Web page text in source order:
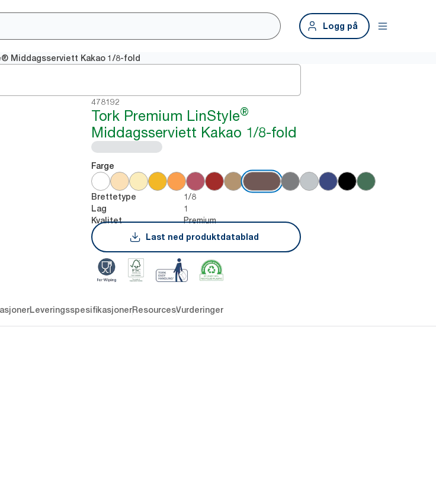
Logg på
Middagsserviett Kakao 1/8-fold
478192
Tork Premium LinStyle®
Middagsserviett Kakao 1/8-fold
Farge
Brettetype 1/8
Lag 1
Kvalitet
Premium
Last ned produktdatablad
LeveringsspesifikasjonerResourcesVurderinger